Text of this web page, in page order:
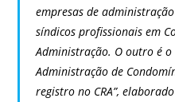
empresas de
síndicos profissionais em
Administração. O outro é o
Administração de
registro no CRA”,